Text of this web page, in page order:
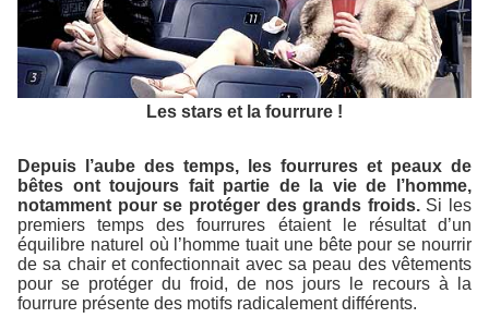
Les stars et la fourrure !
Depuis l’aube des temps, les fourrures et peaux de
bêtes ont toujours fait partie de la vie de l’homme,
notamment pour se protéger des grands froids.Si les
premiers temps des fourrures étaient le résultat d’un
équilibre naturel où l’homme tuait une bête pour se nourrir
de sa chair et confectionnait avec sa peau des vêtements
pour se protéger du froid, de nos jours le recours à la
fourrure présente des motifs radicalement différents.